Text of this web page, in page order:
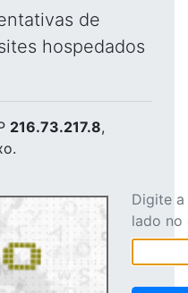
de
hospedados
216.73.217.8,
Digite
lado no